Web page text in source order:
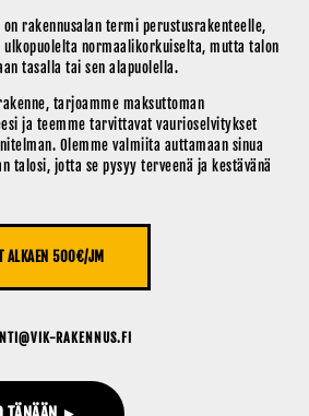
rakennusalan termi perustusrakenteelle,
normaalikorkuiselta, mutta talon
tasalla tai sen alapuolella.
tarjoamme maksuttoman
ja teemme tarvittavat vaurioselvitykset
Olemme valmiita auttamaan sinua
talosi, jotta se pysyy terveenä ja kestävänä
ALKAEN 500€/JM
RAKENNUS.FI